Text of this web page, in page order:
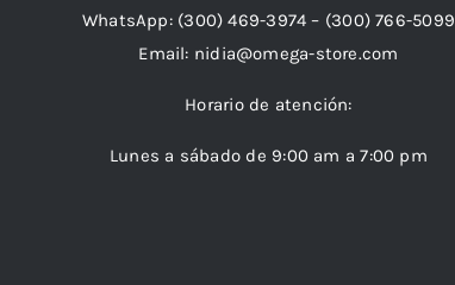
WhatsApp: (300) 469-3974 – (300) 766-5099
Email: nidia@omega-store.com
Horario de atención:
Lunes a sábado de 9:00 am a 7:00 pm